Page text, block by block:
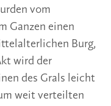
vom
Ganzen einen
Burg,
wird der
des Grals leicht
weit verteilten